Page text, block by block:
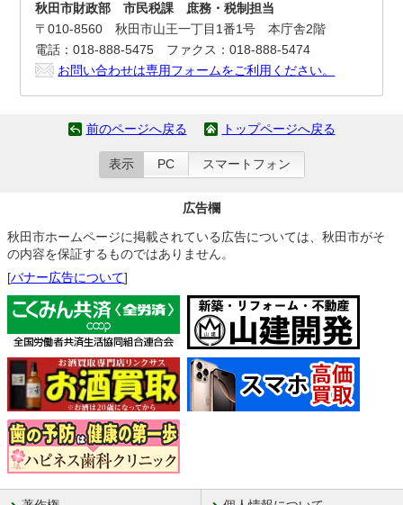
秋田市財政部 市民税課 庶務・税制担当
〒010-8560 秋田市山王一丁目1番1号 本庁舎2階
電話：018-888-5475 ファクス：018-888-5474
お問い合わせは専用フォームをご利用ください。
前のページへ戻る トップページへ戻る
表示 PC スマートフォン
広告欄
秋田市ホームページに掲載されている広告については、秋田市がそ
の内容を保証するものではありません。
[バナー広告について]